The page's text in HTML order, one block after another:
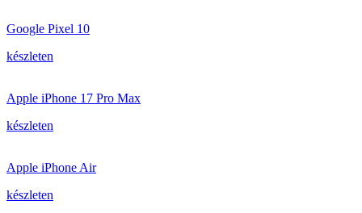
Google Pixel 10
készleten
Apple iPhone 17 Pro Max
készleten
Apple iPhone Air
készleten